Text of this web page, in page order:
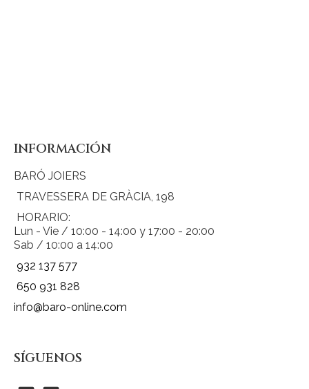
INFORMACIÓN
BARÓ JOIERS
TRAVESSERA DE GRÀCIA, 198
HORARIO:
Lun - Vie / 10:00 - 14:00 y 17:00 - 20:00
Sab / 10:00 a 14:00
932 137 577
650 931 828
info@baro-online.com
SÍGUENOS